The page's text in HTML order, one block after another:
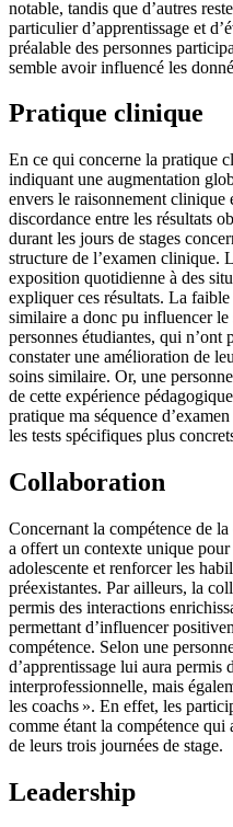
notable, tandis que d’autres
particulier d’apprentissage et
préalable des personnes
semble avoir influencé les
Pratique clinique
En ce qui concerne la pratique
indiquant une augmentation
envers le raisonnement
discordance entre les résultats
durant les jours de stages
structure de l’examen clinique.
exposition quotidienne à des
expliquer ces résultats. La
similaire a donc pu influencer le
personnes étudiantes, qui n’ont
constater une amélioration de
soins similaire. Or, une
de cette expérience
pratique ma séquence
les tests spécifiques plus
Collaboration
Concernant la compétence de
a offert un contexte unique
adolescente et renforcer les
préexistantes. Par ailleurs, la
permis des interactions
permettant d’influencer
compétence. Selon une
d’apprentissage lui aura permis
interprofessionnelle, mais
les coachs ». En effet, les
comme étant la compétence
de leurs trois journées de stage.
Leadership